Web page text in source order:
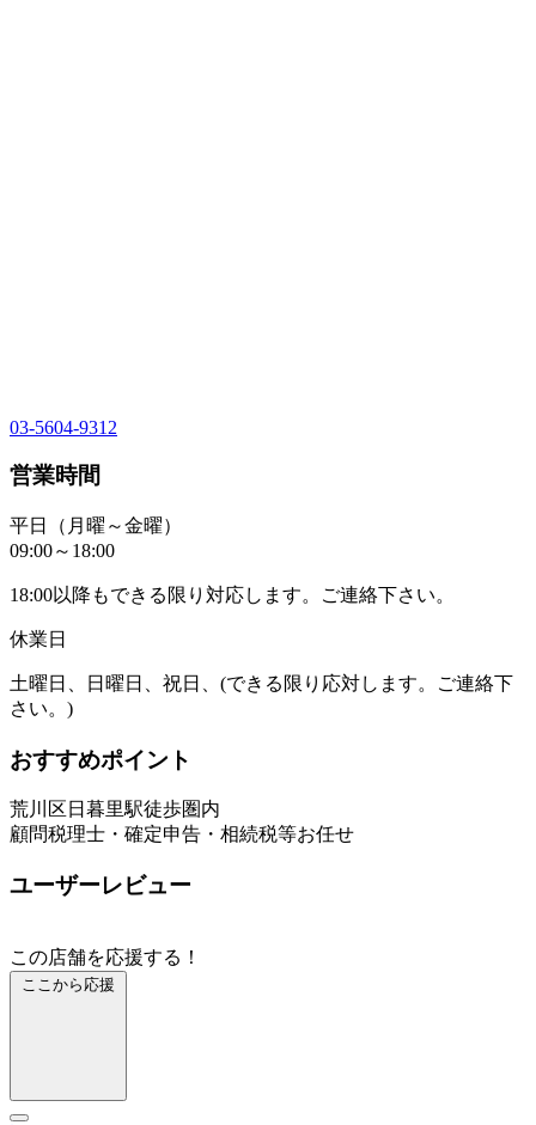
03-5604-9312
営業時間
平日（月曜～金曜）
09:00～18:00
18:00以降もできる限り対応します。ご連絡下さい。
休業日
土曜日、日曜日、祝日、(できる限り応対します。ご連絡下
さい。)
おすすめポイント
荒川区日暮里駅徒歩圏内
顧問税理士・確定申告・相続税等お任せ
ユーザーレビュー
この店舗を応援する！
ここから応援